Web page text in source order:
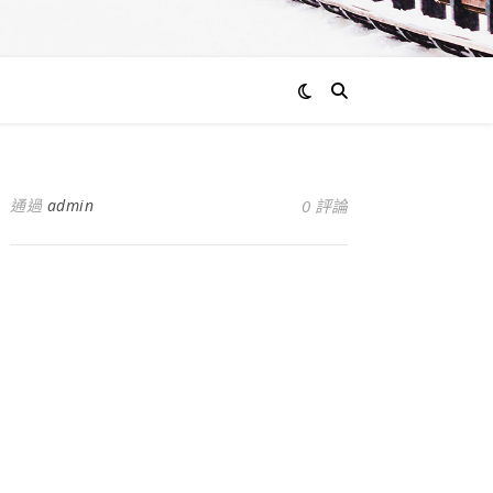
通過 admin 0 評論